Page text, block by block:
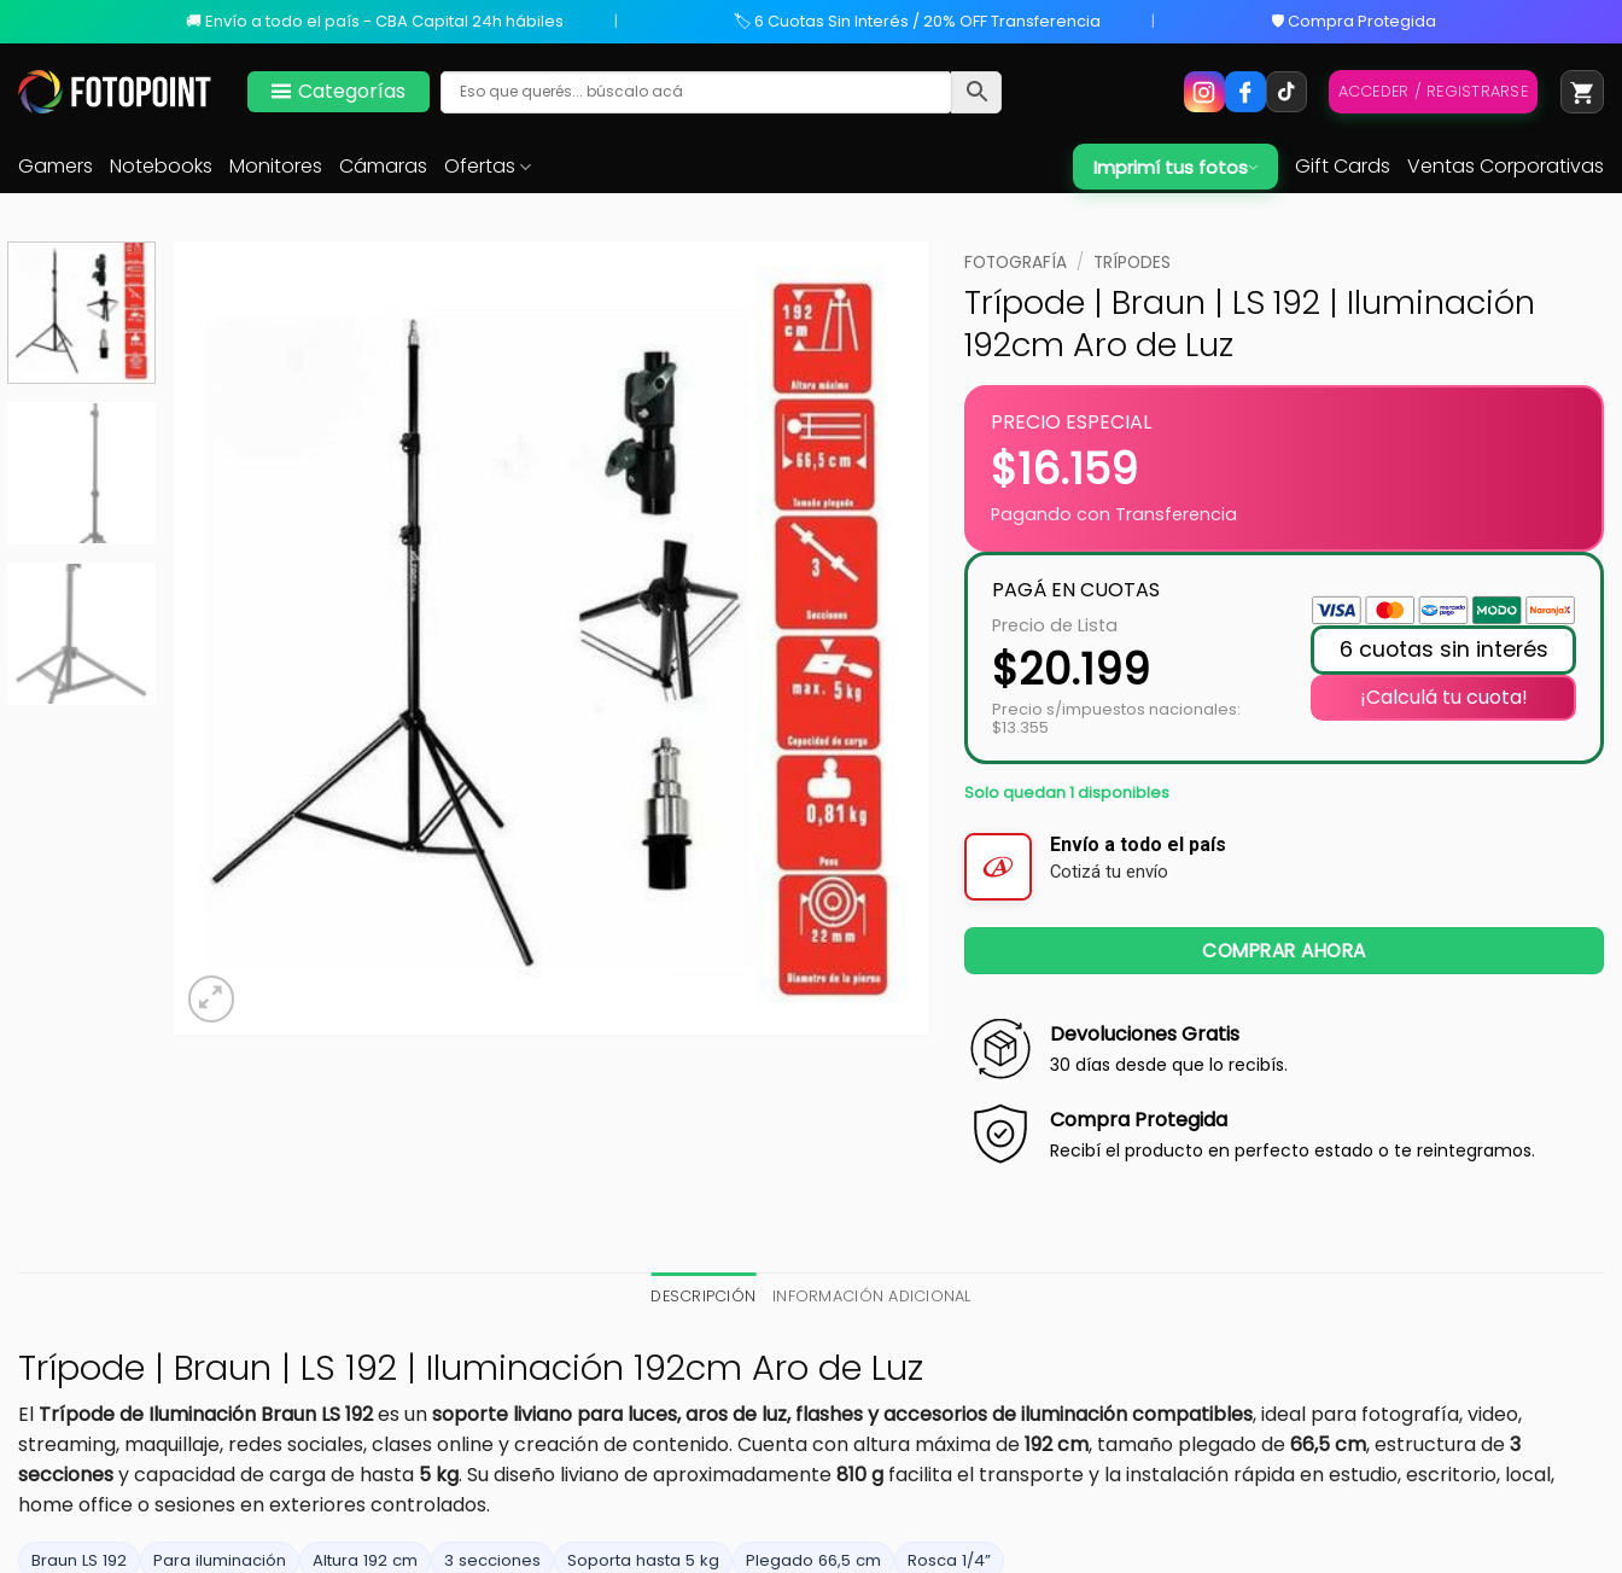
🚚 Envío a todo el país - CBA Capital 24h hábiles 🏷️ 6 Cuotas Sin Interés / 20% OFF Transferencia 🛡️ Compra Protegida
Categorías ACCEDER / REGISTRARSE
Gamers Notebooks Monitores Cámaras Ofertas Imprimí tus fotos Gift Cards Ventas Corporativas
FOTOGRAFÍA / TRÍPODES
Trípode | Braun | LS 192 | Iluminación
192cm Aro de Luz
PRECIO ESPECIAL
$16.159
Pagando con Transferencia
PAGÁ EN CUOTAS
Precio de Lista
$20.199
Precio s/impuestos nacionales:
$13.355
6 cuotas sin interés
¡Calculá tu cuota!
Solo quedan 1 disponibles
Envío a todo el país
Cotizá tu envío
COMPRAR AHORA
Devoluciones Gratis
30 días desde que lo recibís.
Compra Protegida
Recibí el producto en perfecto estado o te reintegramos.
DESCRIPCIÓN INFORMACIÓN ADICIONAL
Trípode | Braun | LS 192 | Iluminación 192cm Aro de Luz
El Trípode de Iluminación Braun LS 192es unsoporte liviano para luces, aros de luz, flashes y accesorios de iluminación compatibles, ideal para fotografía, video,
streaming, maquillaje, redes sociales, clases online y creación de contenido. Cuenta con altura máxima de192 cm, tamaño plegado de66,5 cm, estructura de3
seccionesy capacidad de carga de hasta 5 kg. Su diseño liviano de aproximadamente810 g facilita el transporte y la instalación rápida en estudio, escritorio, local,
home office o sesiones en exteriores controlados.
Braun LS 192 Para iluminación Altura 192 cm 3 secciones Soporta hasta 5 kg Plegado 66,5 cm Rosca 1/4”